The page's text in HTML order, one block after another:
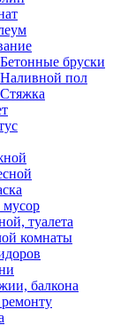
Бетонные бруски
Наливной пол
Стяжка
туалета
комнаты
балкона